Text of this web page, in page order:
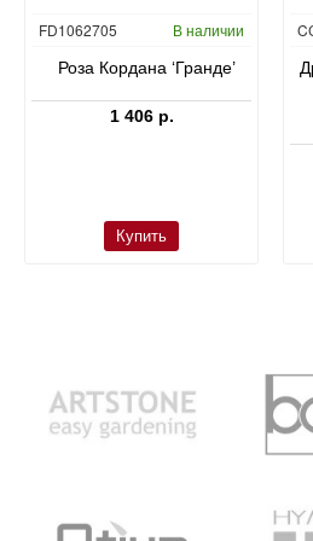
FD1062705 В наличии
Роза Кордана ‘Гранде’
1 406 р.
Купить